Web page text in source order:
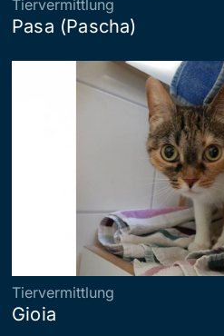
Tiervermittlung
Pasa (Pascha)
Tiervermittlung
Gioia